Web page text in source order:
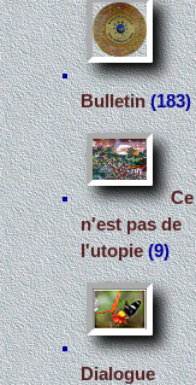
Bulletin(183)
Ce
n'est pas de
l'utopie(9)
Dialogue